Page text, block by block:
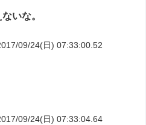
いな。
09/24(日) 07:33:00.52
09/24(日) 07:33:04.64